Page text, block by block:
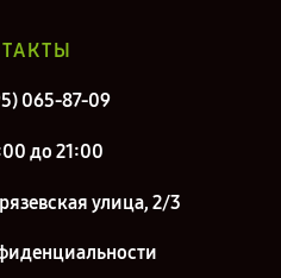
065-87-09
до 21:00
улица, 2/3